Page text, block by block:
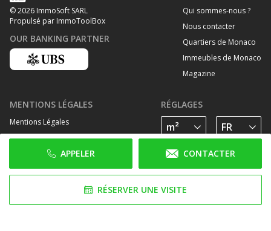
APPELER CONTACTER
RÉSERVER UNE VISITE
© 2026 ImmoSoft SARL
Propulsé par ImmoToolBox
OUR BANKING PARTNER
Qui sommes-nous ?
Nous contacter
Quartiers de Monaco
Immeubles de Monaco
Magazine
MENTIONS LÉGALES
Mentions Légales
Traitement des données personelles
Politique de cookies
RÉGLAGES
SUIVEZ-NOUS SUR